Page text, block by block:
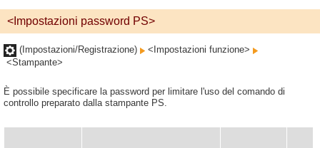
<Impostazioni password PS>
(Impostazioni/Registrazione)
<Impostazioni funzione>
<Stampante>
È possibile specificare la password per limitare l'uso del comando di
controllo preparato dalla stampante PS.